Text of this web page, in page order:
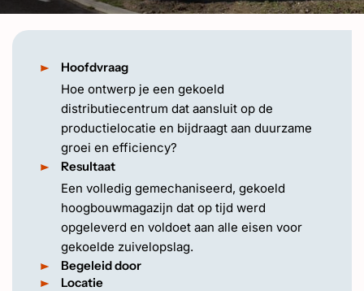
Hoofdvraag
Hoe ontwerp je een gekoeld
distributiecentrum dat aansluit op de
productielocatie en bijdraagt aan duurzame
groei en efficiency?
Resultaat
Een volledig gemechaniseerd, gekoeld
hoogbouwmagazijn dat op tijd werd
opgeleverd en voldoet aan alle eisen voor
gekoelde zuivelopslag.
Begeleid door
Locatie